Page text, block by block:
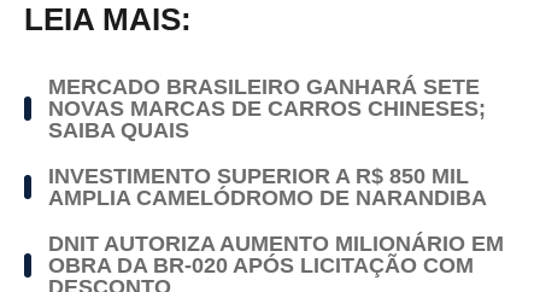
LEIA MAIS:
MERCADO BRASILEIRO GANHARÁ SETE
NOVAS MARCAS DE CARROS CHINESES;
SAIBA QUAIS
INVESTIMENTO SUPERIOR A R$ 850 MIL
AMPLIA CAMELÓDROMO DE NARANDIBA
DNIT AUTORIZA AUMENTO MILIONÁRIO EM
OBRA DA BR-020 APÓS LICITAÇÃO COM